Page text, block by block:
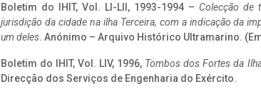
Boletim do IHIT, Vol. LI-LII, 1993-1994 – Colecção de
jurisdição da cidade na ilha Terceira, com a indicação da
um deles. Anónimo – Arquivo Histórico Ultramarino.
Boletim do IHIT, Vol. LIV, 1996, Tombos dos Fortes da
Direcção dos Serviços de Engenharia do Exército.